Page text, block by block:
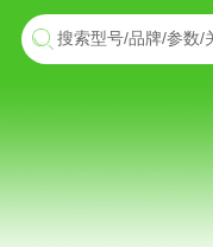
搜索型号/品牌/参数/